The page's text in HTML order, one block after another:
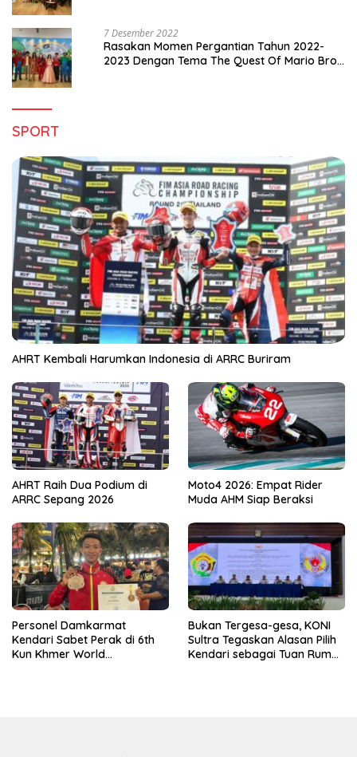
7 Desember 2022
Rasakan Momen Pergantian Tahun 2022-
2023 Dengan Tema The Quest Of Mario Bros
SPORT
AHRT Kembali Harumkan Indonesia di ARRC Buriram
AHRT Raih Dua Podium di
ARRC Sepang 2026
Moto4 2026: Empat Rider
Muda AHM Siap Beraksi
Personel Damkarmat
Kendari Sabet Perak di 6th
Kun Khmer World
Bukan Tergesa-gesa, KONI
Sultra Tegaskan Alasan Pilih
Kendari sebagai Tuan Rumah